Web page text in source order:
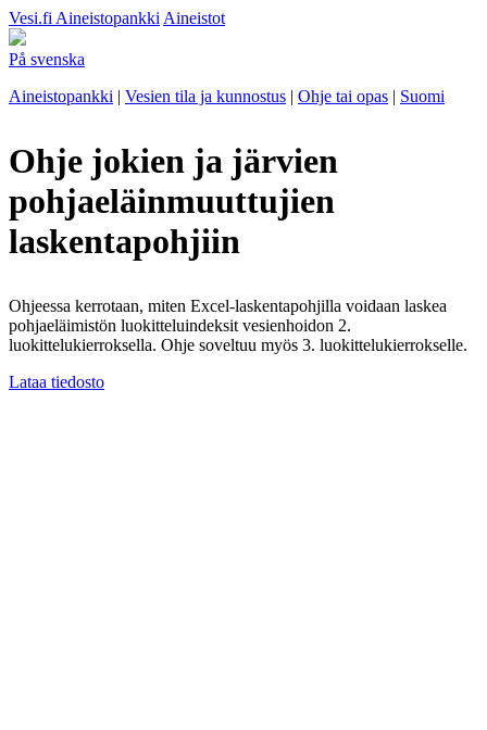
Vesi.fi Aineistopankki Aineistot
På svenska
Aineistopankki | Vesien tila ja kunnostus | Ohje tai opas | Suomi
Ohje jokien ja järvien
pohjaeläinmuuttujien
laskentapohjiin
Ohjeessa kerrotaan, miten Excel-laskentapohjilla voidaan laskea
pohjaeläimistön luokitteluindeksit vesienhoidon 2.
luokittelukierroksella. Ohje soveltuu myös 3. luokittelukierrokselle.
Lataa tiedosto